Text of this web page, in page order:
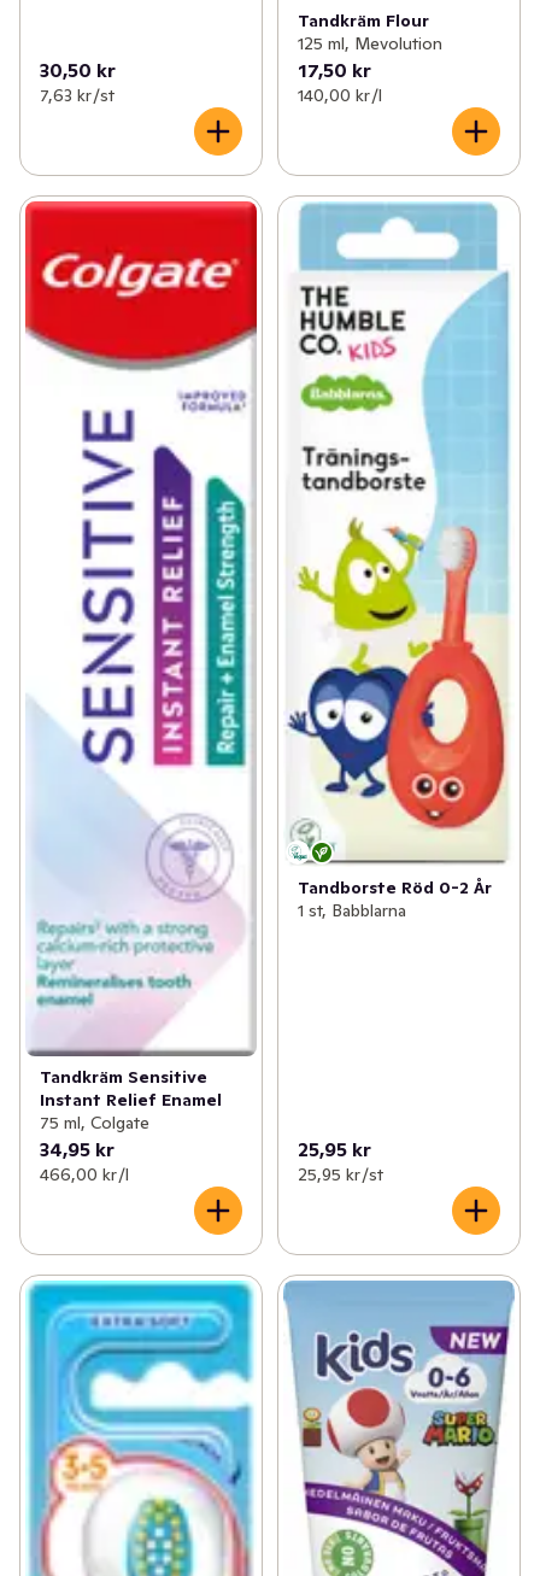
30,50 kr
7,63 kr /st
Tandkräm Flour
125 ml, Mevolution
17,50 kr
140,00 kr /l
Tandkräm Sensitive
Instant Relief Enamel
75 ml, Colgate
34,95 kr
466,00 kr /l
Tandborste Röd 0-2 År
1 st, Babblarna
25,95 kr
25,95 kr /st